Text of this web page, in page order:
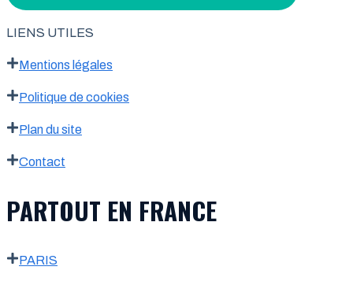
LIENS UTILES
Mentions légales
Politique de cookies
Plan du site
Contact
PARTOUT EN FRANCE
PARIS